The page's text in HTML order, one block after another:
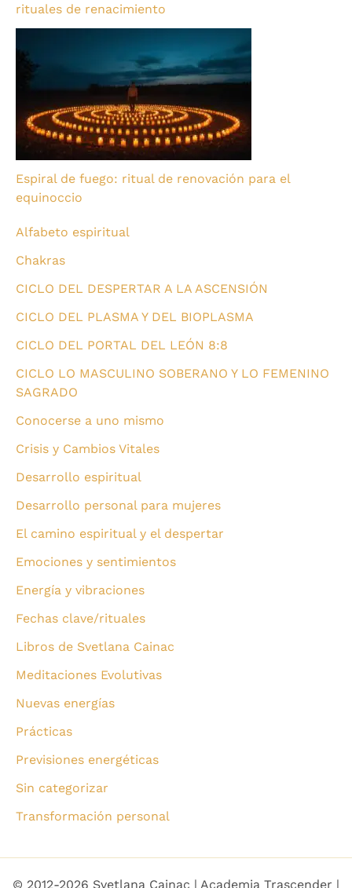
rituales de renacimiento
Espiral de fuego: ritual de renovación para el
equinoccio
Alfabeto espiritual
Chakras
CICLO DEL DESPERTAR A LA ASCENSIÓN
CICLO DEL PLASMA Y DEL BIOPLASMA
CICLO DEL PORTAL DEL LEÓN 8:8
CICLO LO MASCULINO SOBERANO Y LO FEMENINO
SAGRADO
Conocerse a uno mismo
Crisis y Cambios Vitales
Desarrollo espiritual
Desarrollo personal para mujeres
El camino espiritual y el despertar
Emociones y sentimientos
Energía y vibraciones
Fechas clave/rituales
Libros de Svetlana Cainac
Meditaciones Evolutivas
Nuevas energías
Prácticas
Previsiones energéticas
Sin categorizar
Transformación personal
© 2012-2026 Svetlana Cainac | Academia Trascender |